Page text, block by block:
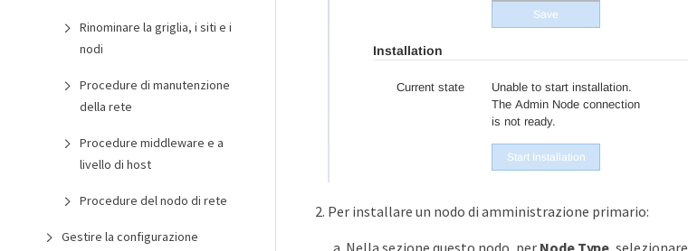
Rinominare la griglia, i siti e i
nodi
Procedure di manutenzione
della rete
Procedure middleware e a
livello di host
Procedure del nodo di rete
Gestire la configurazione
Per installare un nodo di amministrazione primario: